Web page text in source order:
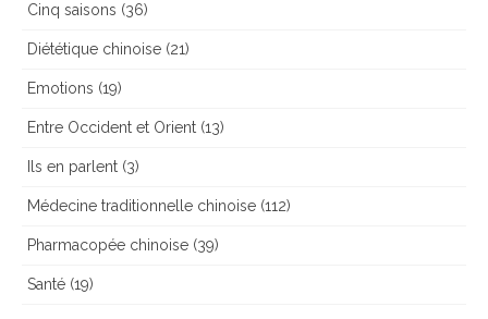
Cinq saisons (36)
Diététique chinoise (21)
Emotions (19)
Entre Occident et Orient (13)
Ils en parlent (3)
Médecine traditionnelle chinoise (112)
Pharmacopée chinoise (39)
Santé (19)